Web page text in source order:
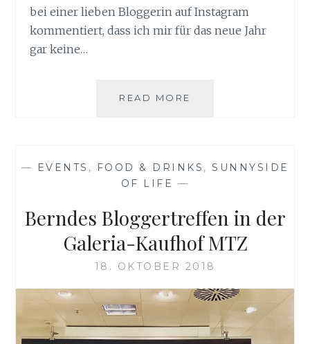
bei einer lieben Bloggerin auf Instagram
kommentiert, dass ich mir für das neue Jahr
gar keine…
READ MORE
— EVENTS , FOOD & DRINKS , SUNNYSIDE
OF LIFE —
Berndes Bloggertreffen in der
Galeria-Kaufhof MTZ
18. OKTOBER 2018